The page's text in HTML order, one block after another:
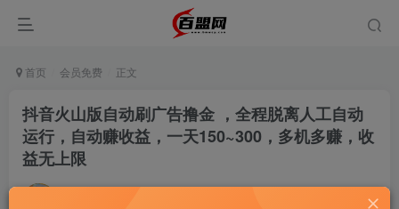
首页 会员免费 正文
抖音火山版自动刷广告撸金 ，全程脱离人工自动
运行，自动赚收益，一天150~300，多机多赚，收
益无上限
admin 私信